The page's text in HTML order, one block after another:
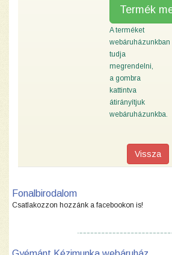
Termék
A terméket
webáruházunkban
tudja
megrendelni,
a gombra
kattintva
átirányítjuk
webáruházunkba.
Vissza
Fonalbirodalom
Csatlakozzon hozzánk a facebookon is!